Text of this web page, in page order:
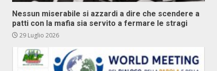
Nessun miserabile si azzardi a dire che scendere a
patti con la mafia sia servito a fermare le stragi
29 Luglio 2026